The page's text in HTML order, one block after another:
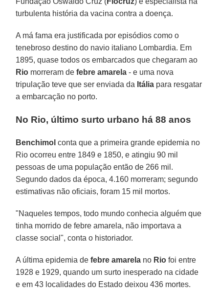
turbulenta história da vacina contra a doença.
A má fama era justificada por episódios como o
tenebroso destino do navio italiano Lombardia. Em
1895, quase todos os embarcados que chegaram ao
Rio morreram de febre amarela - e uma nova
tripulação teve que ser enviada da Itália para resgatar
a embarcação no porto.
No Rio, último surto urbano há 88 anos
Benchimol conta que a primeira grande epidemia no
Rio ocorreu entre 1849 e 1850, e atingiu 90 mil
pessoas de uma população então de 266 mil.
Segundo dados da época, 4.160 morreram; segundo
estimativas não oficiais, foram 15 mil mortos.
"Naqueles tempos, todo mundo conhecia alguém que
tinha morrido de febre amarela, não importava a
classe social", conta o historiador.
A última epidemia de febre amarela no Rio foi entre
1928 e 1929, quando um surto inesperado na cidade
e em 43 localidades do Estado deixou 436 mortes.